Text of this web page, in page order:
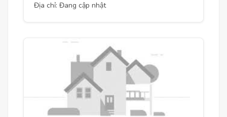
Địa chỉ: Đang cập nhật